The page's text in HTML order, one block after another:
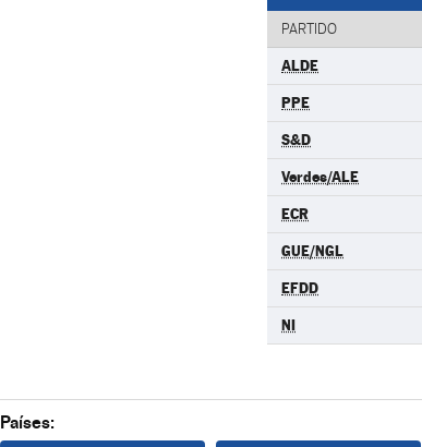
PARTIDO
ALDE
PPE
S&D
Verdes/ALE
ECR
GUE/NGL
EFDD
NI
Países: